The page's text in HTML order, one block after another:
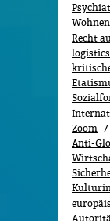
Wohnen
Recht
logistics
Zoom
Anti-